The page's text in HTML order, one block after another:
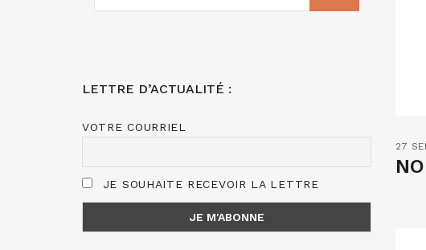
27
LETTRE D’ACTUALITÉ :
VOTRE COURRIEL
JE SOUHAITE RECEVOIR LA LETTRE